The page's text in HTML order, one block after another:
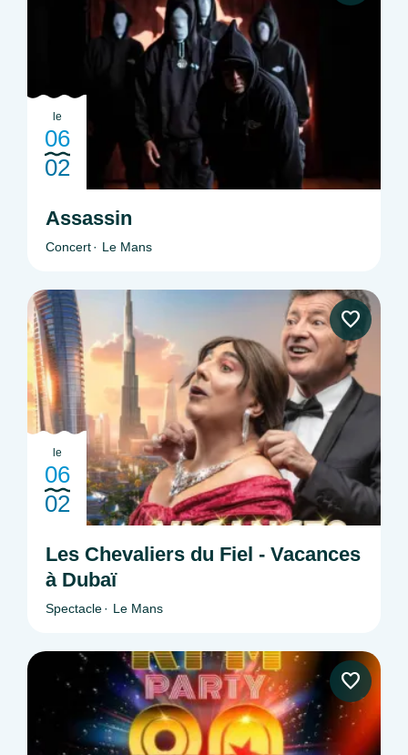
le
06
02
Assassin
Concert Le Mans
le
06
02
Les Chevaliers du Fiel - Vacances
à Dubaï
Spectacle Le Mans